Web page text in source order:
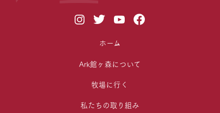
ホーム
Ark館ヶ森について
牧場に行く
私たちの取り組み